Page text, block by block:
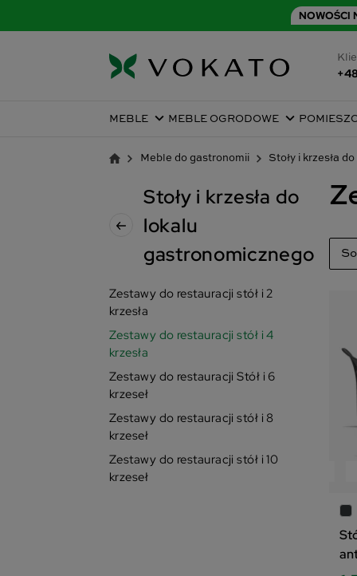
NOWOŚCI
MEBLE MEBLE OGRODOWE
Meble do gastronomii Stoły i krzesła
Stoły i krzesła do
lokalu
gastronomicznego
Zestawy do restauracji stół i 2
krzesła
Zestawy do restauracji stół i 4
krzesła
Zestawy do restauracji Stół i 6
krzeseł
Zestawy do restauracji stół i 8
krzeseł
Zestawy do restauracji stół i 10
krzesełZESTAW